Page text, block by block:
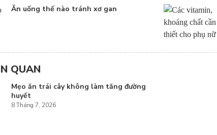
Ăn uống thế nào tránh xơ gan
QUAN
Mẹo ăn trái cây không làm tăng đường
huyết
8 Tháng 7, 2026